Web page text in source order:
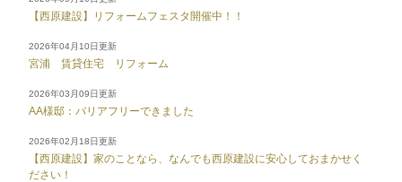
【西原建設】リフォームフェスタ開催中！！
2026年04月10日更新
宮浦 賃貸住宅 リフォーム
2026年03月09日更新
AA様邸：バリアフリーできました
2026年02月18日更新
【西原建設】家のことなら、なんでも西原建設に安心しておまかせく
ださい！